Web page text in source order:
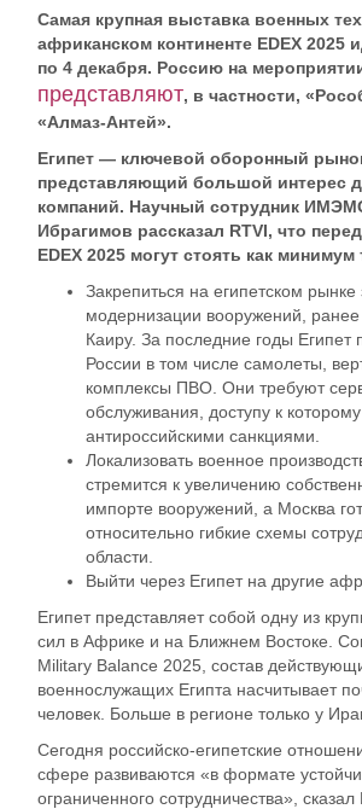
Самая крупная выставка военных
африканском континенте EDEX 2025
по 4 декабря. Россию на
представляют, в частности,
«Алмаз-Антей».
Египет — ключевой оборонный
представляющий большой интерес
компаний. Научный сотрудник
Ибрагимов рассказал RTVI, что
EDEX 2025 могут стоять как минимум
Закрепиться на египетском рынке
модернизации вооружений,
Каиру. За последние годы Египет
России в том числе самолеты,
комплексы ПВО. Они требуют
обслуживания, доступу к
антироссийскими санкциями.
Локализовать военное
стремится к увеличению
импорте вооружений, а Москва
относительно гибкие схемы
области.
Выйти через Египет на другие
Египет представляет собой одну из
сил в Африке и на Ближнем Востоке.
Military Balance 2025, состав
военнослужащих Египта насчитывает
человек. Больше в регионе только у
Сегодня российско-египетские
сфере развиваются «в формате
ограниченного сотрудничества»,